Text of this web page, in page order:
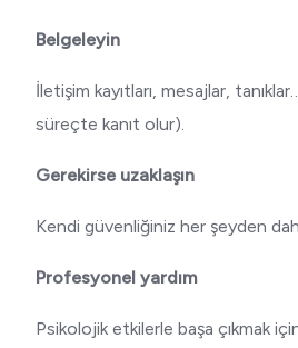
Belgeleyin
İletişim kayıtları, mesajlar,
süreçte kanıt olur).
Gerekirse uzaklaşın
Kendi güvenliğiniz her şeyden
Profesyonel yardım
Psikolojik etkilerle başa çıkmak